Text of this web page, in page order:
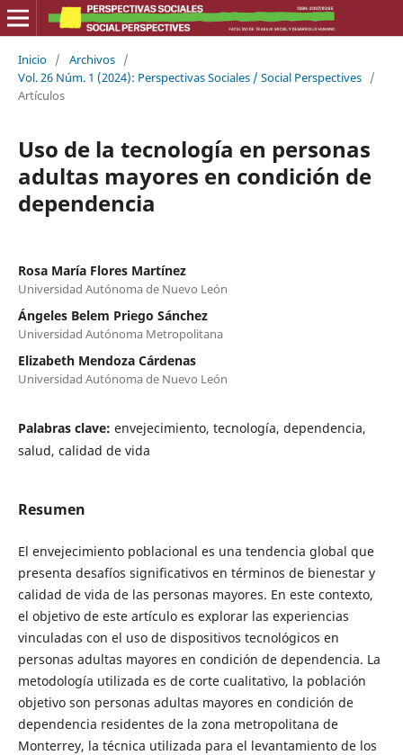
Inicio / Archivos /
Vol. 26 Núm. 1 (2024): Perspectivas Sociales / Social Perspectives /
Artículos
Uso de la tecnología en personas
adultas mayores en condición de
dependencia
Rosa María Flores Martínez
Universidad Autónoma de Nuevo León
Ángeles Belem Priego Sánchez
Universidad Autónoma Metropolitana
Elizabeth Mendoza Cárdenas
Universidad Autónoma de Nuevo León
Palabras clave: envejecimiento, tecnología, dependencia,
salud, calidad de vida
Resumen
El envejecimiento poblacional es una tendencia global que
presenta desafíos significativos en términos de bienestar y
calidad de vida de las personas mayores. En este contexto,
el objetivo de este artículo es explorar las experiencias
vinculadas con el uso de dispositivos tecnológicos en
personas adultas mayores en condición de dependencia. La
metodología utilizada es de corte cualitativo, la población
objetivo son personas adultas mayores en condición de
dependencia residentes de la zona metropolitana de
Monterrey, la técnica utilizada para el levantamiento de los